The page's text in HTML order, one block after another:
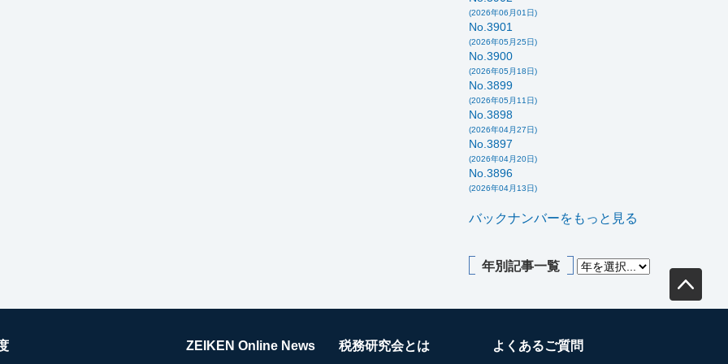
(2026年06月01日)
No.3901
(2026年05月25日)
No.3900
(2026年05月18日)
No.3899
(2026年05月11日)
No.3898
(2026年04月27日)
No.3897
(2026年04月20日)
No.3896
(2026年04月13日)
バックナンバーをもっと見る
年別記事一覧
ZEIKEN Online News 税務研究会とは よくあるご質問